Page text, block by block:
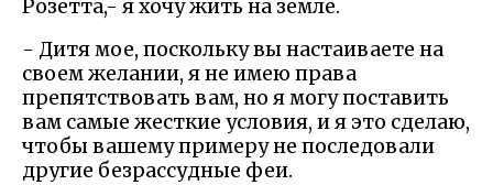
Розетта,- я хочу жить на земле.
- Дитя мое, поскольку вы настаиваете на
своем желании, я не имею права
препятствовать вам, но я могу поставить
вам самые жесткие условия, и я это сделаю,
чтобы вашему примеру не последовали
другие безрассудные феи.